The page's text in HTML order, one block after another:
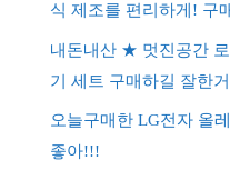
식 제조를 편리하게! 구
내돈내산 ★ 멋진공간
기 세트 구매하길 잘한
오늘구매한 LG전자 올
좋아!!!